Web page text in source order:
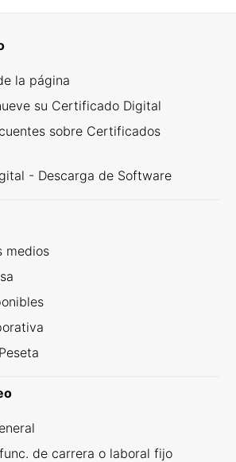
la página
su Certificado Digital
sobre Certificados
- Descarga de Software
medios
de carrera o laboral fijo